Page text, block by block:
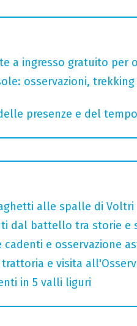
a ingresso gratuito per
osservazioni,
presenze e del
alle spalle di Voltri
dal battello tra storie e
e osservazione
e visita
in 5 valli liguri